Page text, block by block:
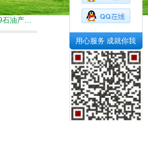
仪技术参数
用心服务 成就你我